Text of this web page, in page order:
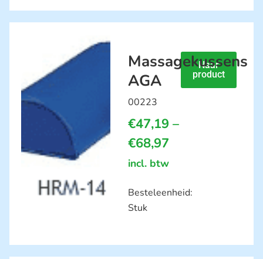
Naar
product
Massagekussens
AGA
00223
€47,19 –
€68,97
incl. btw
Besteleenheid:
Stuk